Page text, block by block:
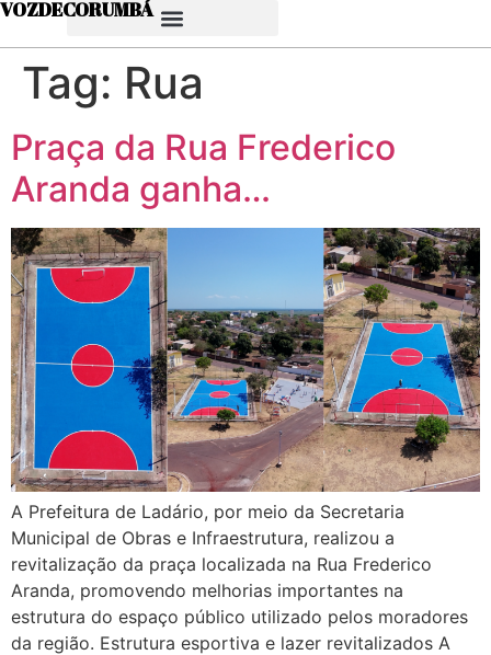
VOZDECORUMBÁ
Tag: Rua
Praça da Rua Frederico
Aranda ganha…
A Prefeitura de Ladário, por meio da Secretaria
Municipal de Obras e Infraestrutura, realizou a
revitalização da praça localizada na Rua Frederico
Aranda, promovendo melhorias importantes na
estrutura do espaço público utilizado pelos moradores
da região. Estrutura esportiva e lazer revitalizados A